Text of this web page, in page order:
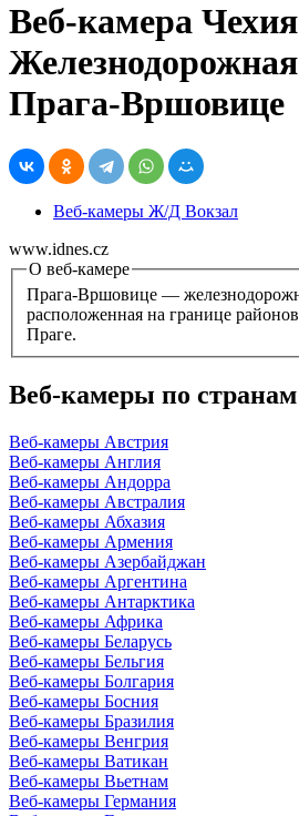
Веб-камера
Прага-Вршовице
Веб-камеры Ж/Д Вокзал
www.idnes.cz
О веб-камере
Прага-Вршовице —
расположенная на границе
Праге.
Веб-камеры по странам
Веб-камеры Австрия
Веб-камеры Англия
Веб-камеры Андорра
Веб-камеры Австралия
Веб-камеры Абхазия
Веб-камеры Армения
Веб-камеры Азербайджан
Веб-камеры Аргентина
Веб-камеры Антарктика
Веб-камеры Африка
Веб-камеры Беларусь
Веб-камеры Бельгия
Веб-камеры Болгария
Веб-камеры Босния
Веб-камеры Бразилия
Веб-камеры Венгрия
Веб-камеры Ватикан
Веб-камеры Вьетнам
Веб-камеры Германия